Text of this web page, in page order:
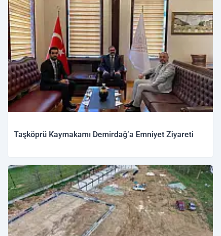
Taşköprü Kaymakamı Demirdağ’a Emniyet Ziyareti